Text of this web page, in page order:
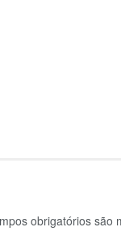
obrigatórios são